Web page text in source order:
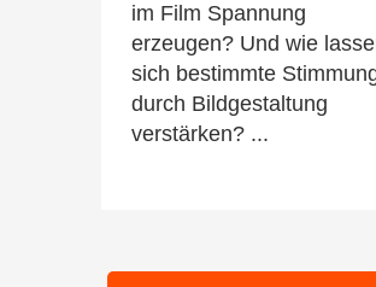
im Film Spannung
erzeugen? Und wie
sich bestimmte
durch Bildgestaltung
verstärken? ...